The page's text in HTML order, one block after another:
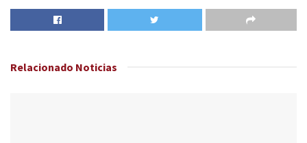
Relacionado Noticias